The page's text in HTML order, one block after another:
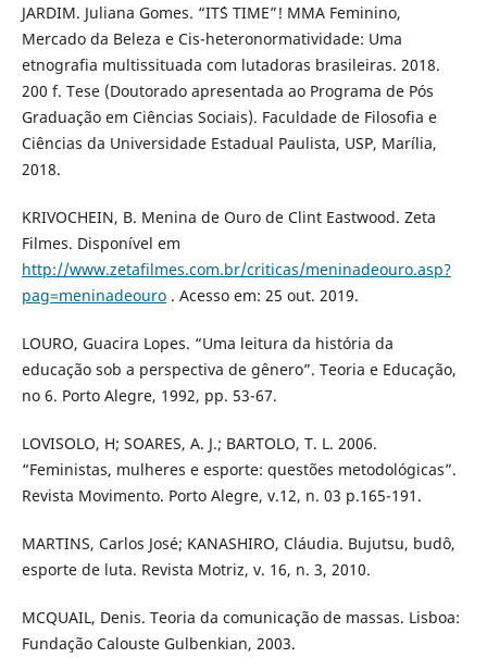
JARDIM. Juliana Gomes. “IT´S TIME”! MMA Feminino,
Mercado da Beleza e Cis-heteronormatividade: Uma
etnografia multissituada com lutadoras brasileiras. 2018.
200 f. Tese (Doutorado apresentada ao Programa de Pós
Graduação em Ciências Sociais). Faculdade de Filosofia e
Ciências da Universidade Estadual Paulista, USP, Marília,
2018.
KRIVOCHEIN, B. Menina de Ouro de Clint Eastwood. Zeta
Filmes. Disponível em
http://www.zetafilmes.com.br/criticas/meninadeouro.asp?
pag=meninadeouro. Acesso em: 25 out. 2019.
LOURO, Guacira Lopes. “Uma leitura da história da
educação sob a perspectiva de gênero”. Teoria e Educação,
no 6. Porto Alegre, 1992, pp. 53-67.
LOVISOLO, H; SOARES, A. J.; BARTOLO, T. L. 2006.
“Feministas, mulheres e esporte: questões metodológicas”.
Revista Movimento. Porto Alegre, v.12, n. 03 p.165-191.
MARTINS, Carlos José; KANASHIRO, Cláudia. Bujutsu, budô,
esporte de luta. Revista Motriz, v. 16, n. 3, 2010.
MCQUAIL, Denis. Teoria da comunicação de massas. Lisboa:
Fundação Calouste Gulbenkian, 2003.